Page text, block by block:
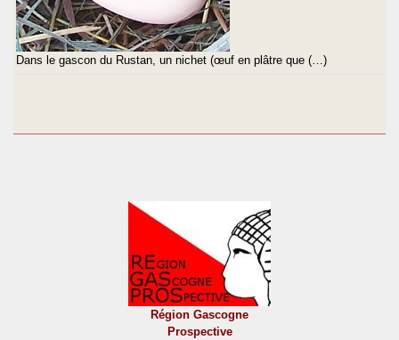
Dans le gascon du Rustan, un nichet (œuf en plâtre que (…)
Région Gascogne
Prospective